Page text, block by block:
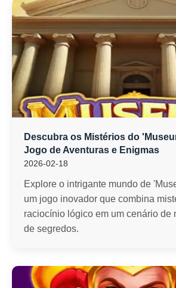
Descubra os Mistérios do
Jogo de Aventuras e Enigmas
2026-02-18
Explore o intrigante mundo de
um jogo inovador que combina
raciocínio lógico em um cenário de
de segredos.